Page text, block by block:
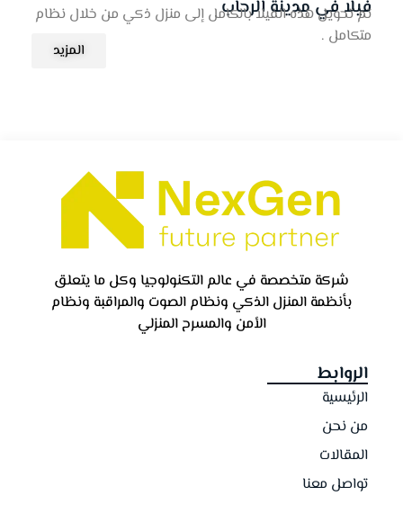
فيلا في مدينة الرحاب
تم تحويل هذه الفيلا بالكامل إلى منزل ذكي من خلال نظام
متكامل .
المزيد
شركة متخصصة في عالم التكنولوجيا وكل ما يتعلق
بأنظمة المنزل الذكي ونظام الصوت والمراقبة ونظام
الأمن والمسرح المنزلي
الروابط
الرئيسية
من نحن
المقالات
تواصل معنا